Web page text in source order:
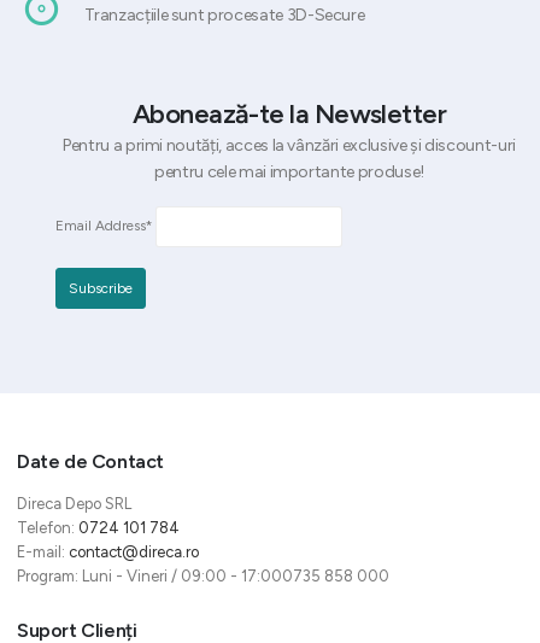
Tranzacțiile sunt procesate 3D-Secure
Abonează-te la Newsletter
Pentru a primi noutăți, acces la vânzări exclusive și discount-uri
pentru cele mai importante produse!
Email Address*
Date de Contact
Direca Depo SRL
Telefon: 0724 101 784
E-mail: contact@direca.ro
Program: Luni - Vineri / 09:00 - 17:000735 858 000
Suport Clienți